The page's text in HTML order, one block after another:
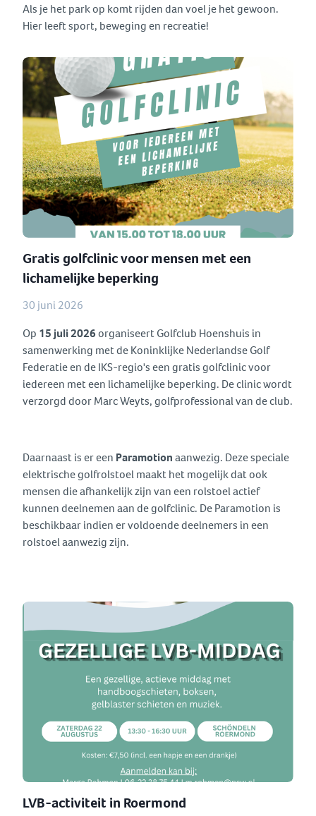
Als je het park op komt rijden dan voel je het gewoon.
Hier leeft sport, beweging en recreatie!
Gratis golfclinic voor mensen met een
lichamelijke beperking
30 juni 2026
Op 15 juli 2026organiseert Golfclub Hoenshuis in
samenwerking met de Koninklijke Nederlandse Golf
Federatie en de IKS-regio's een gratis golfclinic voor
iedereen met een lichamelijke beperking. De clinic wordt
verzorgd door Marc Weyts, golfprofessional van de club.
Daarnaast is er een Paramotionaanwezig. Deze speciale
elektrische golfrolstoel maakt het mogelijk dat ook
mensen die afhankelijk zijn van een rolstoel actief
kunnen deelnemen aan de golfclinic. De Paramotion is
beschikbaar indien er voldoende deelnemers in een
rolstoel aanwezig zijn.
LVB-activiteit in Roermond